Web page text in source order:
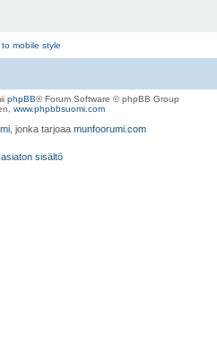
mobile style
phpBB® Forum Software © phpBB Group
www.phpbbsuomi.com
, jonka tarjoaa munfoorumi.com
sisältö